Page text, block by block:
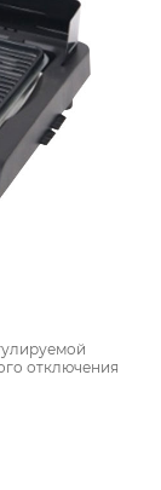
отключения